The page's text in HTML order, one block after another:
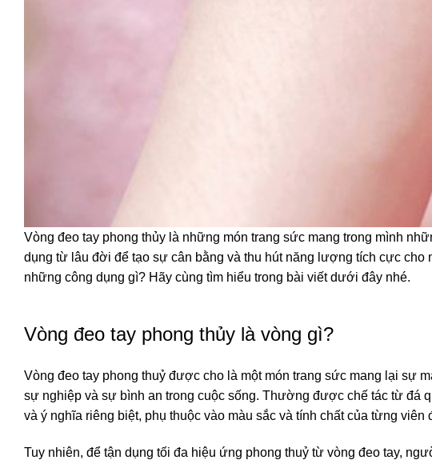
Vòng đeo tay phong thủy là những món trang sức mang trong mình
dụng từ lâu đời để tạo sự cân bằng và thu hút năng lượng tích cực
những công dụng gì? Hãy cùng tìm hiểu trong bài viết dưới đây nhé.
Vòng đeo tay phong thủy là vòng gì?
Vòng đeo tay phong thuỷ được cho là một món trang sức mang lại sự
sự nghiệp và sự bình an trong cuộc sống. Thường được chế tác từ đá
và ý nghĩa riêng biệt, phụ thuộc vào màu sắc và tính chất của từng viên
Tuy nhiên, để tận dụng tối đa hiệu ứng phong thuỷ từ vòng đeo tay,